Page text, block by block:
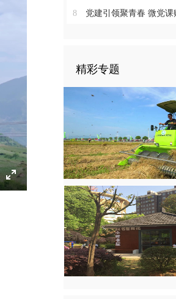
E
8 党建引领聚青春 微党课
精彩专题